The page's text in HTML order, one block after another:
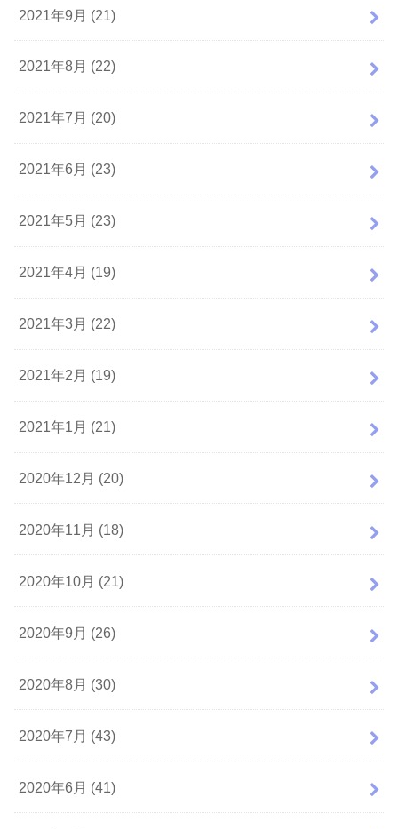
2021年9月 (21)
2021年8月 (22)
2021年7月 (20)
2021年6月 (23)
2021年5月 (23)
2021年4月 (19)
2021年3月 (22)
2021年2月 (19)
2021年1月 (21)
2020年12月 (20)
2020年11月 (18)
2020年10月 (21)
2020年9月 (26)
2020年8月 (30)
2020年7月 (43)
2020年6月 (41)